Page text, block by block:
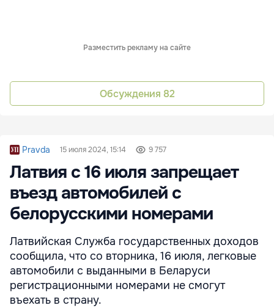
Разместить рекламу на сайте
Обсуждения 82
Pravda 15 июля 2024, 15:14 9 757
Латвия с 16 июля запрещает
въезд автомобилей с
белорусскими номерами
Латвийская Служба государственных доходов
сообщила, что со вторника, 16 июля, легковые
автомобили с выданными в Беларуси
регистрационными номерами не смогут
въехать в страну.